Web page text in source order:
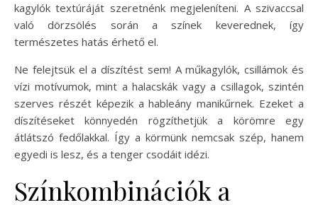
kagylók textúráját szeretnénk megjeleníteni. A szivaccsal
való dörzsölés során a színek keverednek, így
természetes hatás érhető el.
Ne felejtsük el a díszítést sem! A műkagylók, csillámok és
vízi motívumok, mint a halacskák vagy a csillagok, szintén
szerves részét képezik a hableány manikűrnek. Ezeket a
díszítéseket könnyedén rögzíthetjük a körömre egy
átlátszó fedőlakkal. Így a körmünk nemcsak szép, hanem
egyedi is lesz, és a tenger csodáit idézi.
Színkombinációk a